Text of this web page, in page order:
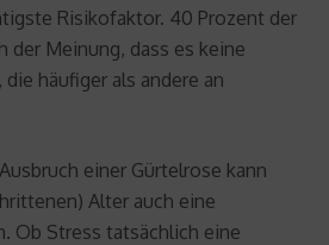
Risikofaktor. 40 Prozent der
der Meinung, dass es keine
häufiger als andere an
einer Gürtelrose kann
Alter auch eine
Ob Stress tatsächlich eine